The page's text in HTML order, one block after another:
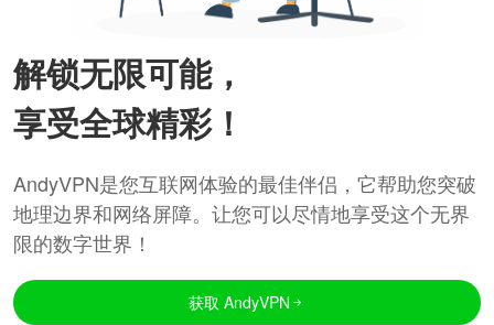
解锁无限可能，
享受全球精彩！
AndyVPN是您互联网体验的最佳伴侣，它帮助您突破
地理边界和网络屏障。让您可以尽情地享受这个无界
限的数字世界！
获取 AndyVPN